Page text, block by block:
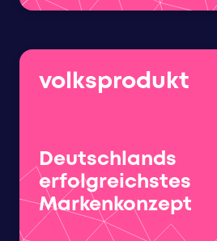
volksprodukt
Deutschlands
erfolgreichstes
Markenkonzept